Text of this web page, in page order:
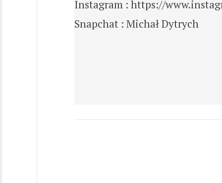
Instagram : https://
Snapchat : Michał Dytrych